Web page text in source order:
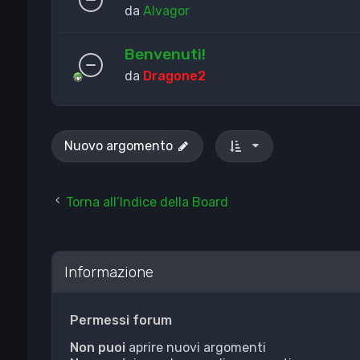
da Alvagor
Benvenuti!
da Dragone2
Nuovo argomento
Torna all’Indice della Board
Informazione
Permessi forum
Non puoiaprire nuovi argomenti